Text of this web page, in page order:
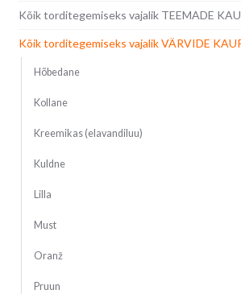
Kõik torditegemiseks vajalik TEEMADE
Kõik torditegemiseks vajalik VÄRVIDE
Hõbedane
Kollane
Kreemikas (elavandiluu)
Kuldne
Lilla
Must
Oranž
Pruun